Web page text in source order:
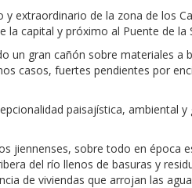
de la zona de los
la capital y próximo al Puente de la
gran cañón sobre materiales a
casos, fuertes pendientes por
paisajística, ambiental
jiennenses, sobre todo en época
del río llenos de basuras y
de viviendas que arrojan las